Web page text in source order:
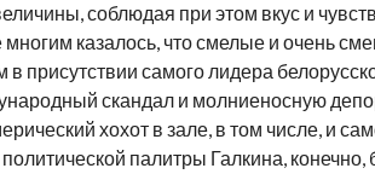
соблюдая при этом вкус и
многим казалось, что смелые и очень
присутствии самого лидера
скандал и молниеносную
хохот в зале, в том числе, и
палитры Галкина,